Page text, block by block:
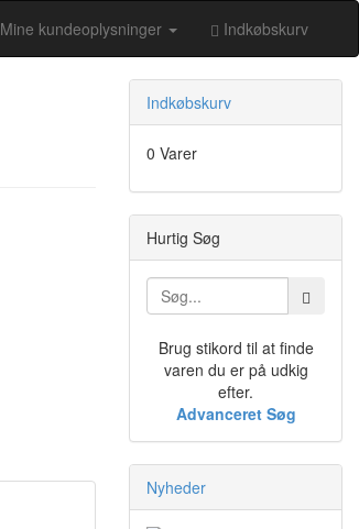
Mine kundeoplysninger Indkøbskurv
Indkøbskurv
0 Varer
Hurtig Søg
Brug stikord til at finde
varen du er på udkig
efter.
Advanceret Søg
Nyheder